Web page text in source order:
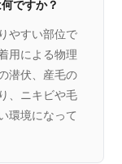
ですか？
やすい部位で
用による物理
潜伏、産毛の
、ニキビや毛
環境になって